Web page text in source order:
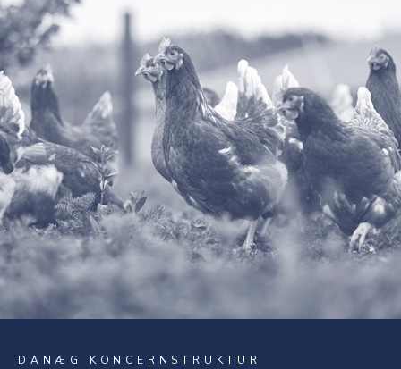
DANÆG KONCERNSTRUKTUR